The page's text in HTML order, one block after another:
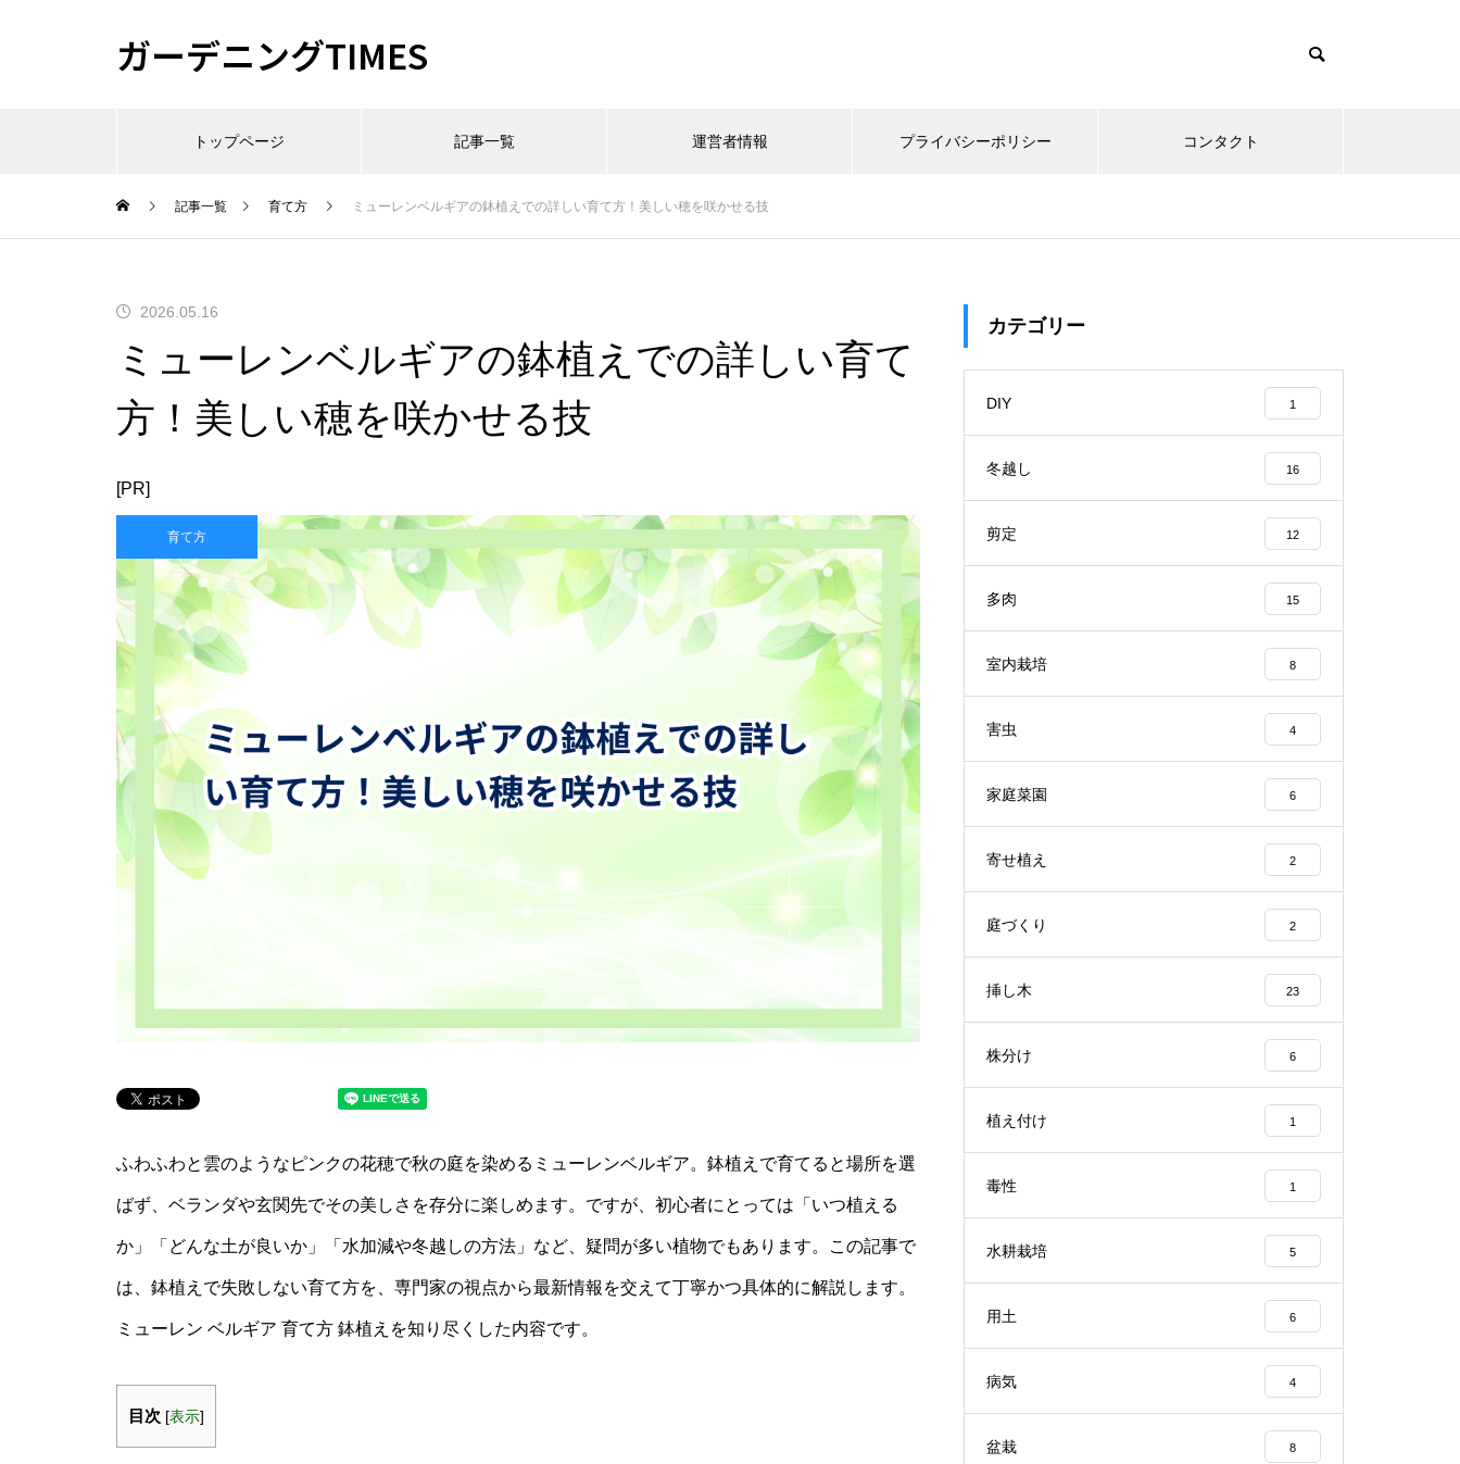
ガーデニングTIMES
トップページ 記事一覧 運営者情報 プライバシーポリシー コンタクト
記事一覧 育て方 ミューレンベルギアの鉢植えでの詳しい育て方！美しい穂を咲かせる技
2026.05.16
ミューレンベルギアの鉢植えでの詳しい育て
方！美しい穂を咲かせる技
[PR]
育て方
ふわふわと雲のようなピンクの花穂で秋の庭を染めるミューレンベルギア。鉢植えで育てると場所を選
ばず、ベランダや玄関先でその美しさを存分に楽しめます。ですが、初心者にとっては「いつ植える
か」「どんな土が良いか」「水加減や冬越しの方法」など、疑問が多い植物でもあります。この記事で
は、鉢植えで失敗しない育て方を、専門家の視点から最新情報を交えて丁寧かつ具体的に解説します。
ミューレン ベルギア 育て方 鉢植えを知り尽くした内容です。
目次 [表示]
カテゴリー
DIY 1
冬越し 16
剪定 12
多肉 15
室内栽培 8
害虫 4
家庭菜園 6
寄せ植え 2
庭づくり 2
挿し木 23
株分け 6
植え付け 1
毒性 1
水耕栽培 5
用土 6
病気 4
盆栽 8